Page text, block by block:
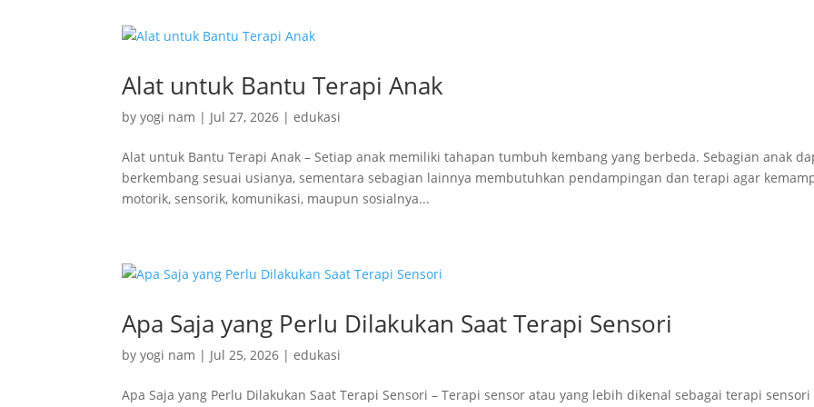
Alat untuk Bantu Terapi Anak
byyogi nam | Jul 27, 2026 |edukasi
Alat untuk Bantu Terapi Anak – Setiap anak memiliki tahapan tumbuh kembang yang berbeda. Sebagian anak
berkembang sesuai usianya, sementara sebagian lainnya membutuhkan pendampingan dan terapi agar
motorik, sensorik, komunikasi, maupun sosialnya...
Apa Saja yang Perlu Dilakukan Saat Terapi Sensori
byyogi nam | Jul 25, 2026 |edukasi
Apa Saja yang Perlu Dilakukan Saat Terapi Sensori – Terapi sensor atau yang lebih dikenal sebagai terapi sensori